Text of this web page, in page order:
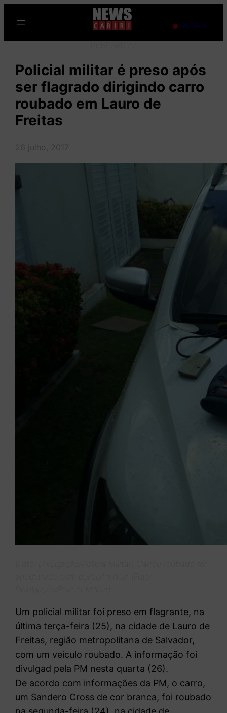
para
o
Ao Vivo
Policial militar é preso após
ser flagrado dirigindo carro
roubado em Lauro de
Freitas
26 julho, 2017
Um policial militar foi preso em flagrante, na
última terça-feira (25), na cidade de Lauro de
Freitas, região metropolitana de Salvador,
com um veículo roubado. A informação foi
divulgad pela PM nesta quarta (26).
De acordo com informações da PM, o carro,
um Sandero Cross de cor branca, foi roubado